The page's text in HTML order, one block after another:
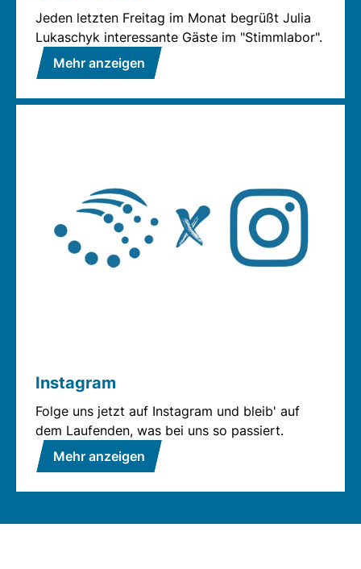
Jeden letzten Freitag im Monat begrüßt Julia
Lukaschyk interessante Gäste im "Stimmlabor".
Mehr anzeigen
Instagram
Folge uns jetzt auf Instagram und bleib' auf
dem Laufenden, was bei uns so passiert.
Mehr anzeigen